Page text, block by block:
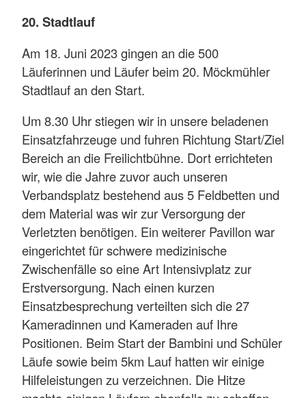
20. Stadtlauf
Am 18. Juni 2023 gingen an die 500
Läuferinnen und Läufer beim 20. Möckmühler
Stadtlauf an den Start.
Um 8.30 Uhr stiegen wir in unsere beladenen
Einsatzfahrzeuge und fuhren Richtung Start/Ziel
Bereich an die Freilichtbühne. Dort errichteten
wir, wie die Jahre zuvor auch unseren
Verbandsplatz bestehend aus 5 Feldbetten und
dem Material was wir zur Versorgung der
Verletzten benötigen. Ein weiterer Pavillon war
eingerichtet für schwere medizinische
Zwischenfälle so eine Art Intensivplatz zur
Erstversorgung. Nach einen kurzen
Einsatzbesprechung verteilten sich die 27
Kameradinnen und Kameraden auf Ihre
Positionen. Beim Start der Bambini und Schüler
Läufe sowie beim 5km Lauf hatten wir einige
Hilfeleistungen zu verzeichnen. Die Hitze